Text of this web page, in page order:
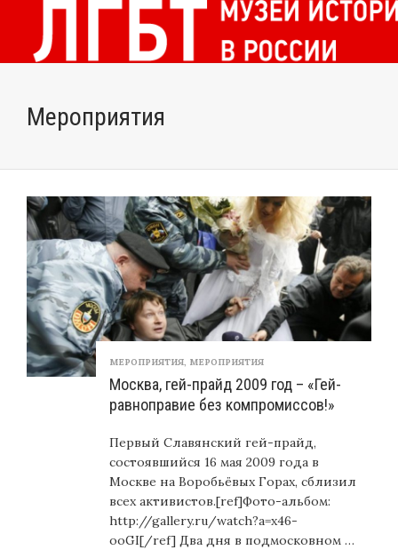
Мероприятия
МЕРОПРИЯТИЯ, МЕРОПРИЯТИЯ
Москва, гей-прайд 2009 год – «Гей-
равноправие без компромиссов!»
Первый Славянский гей-прайд,
состоявшийся 16 мая 2009 года в
Москве на Воробьёвых Горах, сблизил
всех активистов.[ref]Фото-альбом:
http://gallery.ru/watch?a=x46-
ooGI[/ref] Два дня в подмосковном …